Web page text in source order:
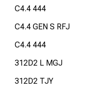
C4.4 444
C4.4 GEN S RFJ
C4.4 444
312D2 L MGJ
312D2 TJY